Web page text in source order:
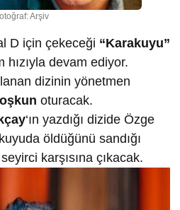
Arşiv
D için çekeceği “Karakuyu”
hızıyla devam ediyor.
dizinin yönetmen
oturacak.
‘ın yazdığı dizide Özge
öldüğünü sandığı
karşısına çıkacak.